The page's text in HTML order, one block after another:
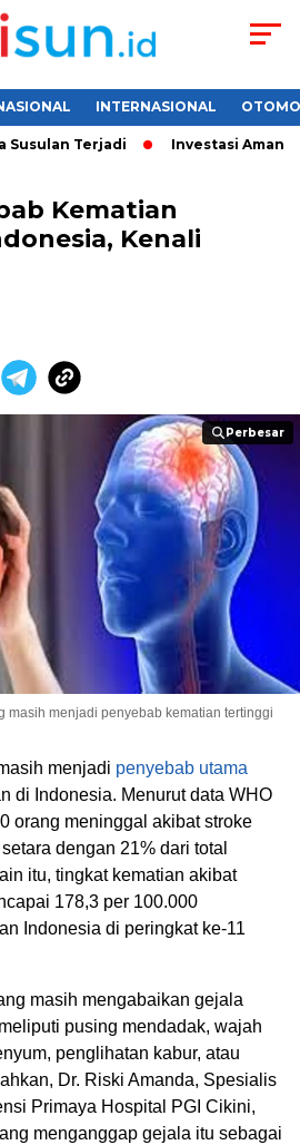
INTERNASIONAL
Terjadi Investasi Aman
Kematian
Kenali
Perbesar
Perbesar
masih menjadi penyebab kematian tertinggi
menjadi penyebab utama
di Indonesia. Menurut data WHO
orang meninggal akibat stroke
dengan 21% dari total
itu, tingkat kematian akibat
178,3 per 100.000
Indonesia di peringkat ke-11
masih mengabaikan gejala
pusing mendadak, wajah
penglihatan kabur, atau
Dr. Riski Amanda, Spesialis
Primaya Hospital PGI Cikini,
menganggap gejala itu sebagai